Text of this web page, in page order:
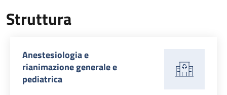
Struttura
Anestesiologia e
rianimazione generale e
pediatrica